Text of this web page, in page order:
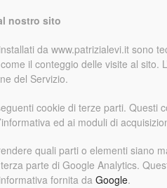
nostro sito
da www.patrizialevi.it sono
il conteggio delle visite al
del Servizio.
cookie di terze parti.
ed ai moduli di
quali parti o elementi siano
parte di Google Analytics.
fornita da Google.